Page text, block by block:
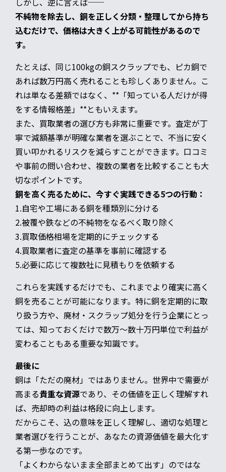
不純物を除去し、銅を正しく分類・整理してから持ち
込むだけで、価格は大きく上がる可能性があるので
す。
たとえば、同じ100kgの銅スクラップでも、ピカ銅で
あれば数万円高く売れることも珍しくありません。こ
れは単なる差額ではなく、**「知っている人だけが得
をする情報格差」**ともいえます。
また、買取業者の選び方も非常に重要です。査定が丁
寧で減額基準が明確な業者を選ぶことで、不当に安く
買い叩かれるリスクを減らすことができます。口コミ
や事前の問い合わせ、複数の業者を比較することも大
切なポイントです。
銅を高く売るために、今すぐ実践できる5つの行動：
1.自宅や工場にある銅を種類別に分ける
2.被覆や鉄などの不純物をなるべく取り除く
3.買取価格相場を定期的にチェックする
4.買取業者に査定の基準を事前に確認する
5.必要に応じて複数社に見積もりを依頼する
これらを実践するだけでも、これまでより確実に高く
銅を売ることが可能になります。特に銅を定期的に取
り扱う方や、廃材・スクラップ処分を行う企業にとっ
ては、知っておくだけで数万〜数十万円単位で利益が
変わることもある重要な知識です。
最後に
銅は「ただの廃材」ではありません。世界中で需要が
高まる貴重な資源であり、その価値を正しく理解すれ
ば、売却時の利益は格段に向上します。
だからこそ、込の意味を正しく理解し、適切な処理と
業者選びを行うことが、あなたの資源価値を最大化す
る第一歩なのです。
「よくわからないまま全部まとめて出す」のではな